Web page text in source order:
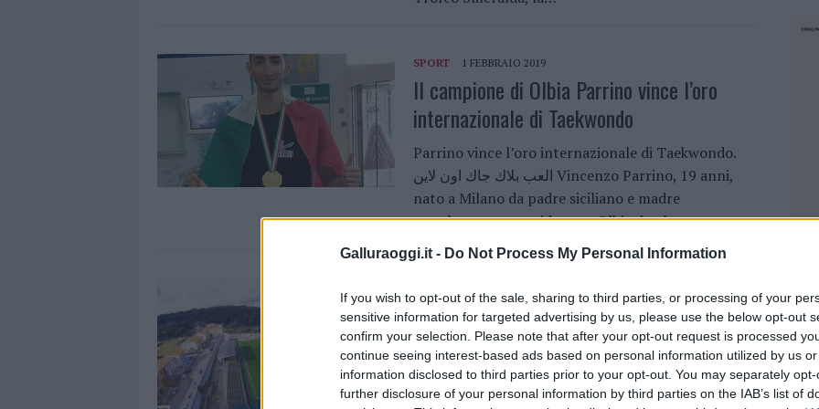
Galluraoggi.it - Do Not Process My Personal Information
If you wish to opt-out of the sale, sharing to third parties, or processing of your
sensitive information for targeted advertising by us, please use the below opt-out
confirm your selection. Please note that after your opt-out request is processed
continue seeing interest-based ads based on personal information utilized by us
information disclosed to third parties prior to your opt-out. You may separately
further disclosure of your personal information by third parties on the IAB’s list of
SPORT 1 FEBBRAIO 2019
Il campione di Olbia Parrino vince l’oro
internazionale di Taekwondo
Parrino vince l’oro internazionale di Taekwondo.
العب بلاك جاك اون لاين Vincenzo Parrino, 19 anni,
nato a Milano da padre siciliano e madre
napoletana, ma residente a Olbia da oltre…
C’e attesa a Calangianus per il “nuovo”
stadio Signora Chiara
I lavori che renderanno un gioiello lo stadio
comunale stanno venendo ultimati in questi giorni.